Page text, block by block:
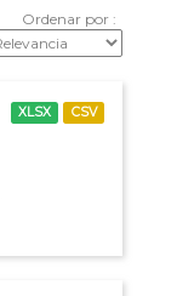
Ordenar por
XLSX CSV